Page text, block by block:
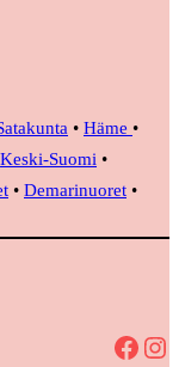
• Häme •
Keski-Suomi •
• Demarinuoret •
Facebook Instagram